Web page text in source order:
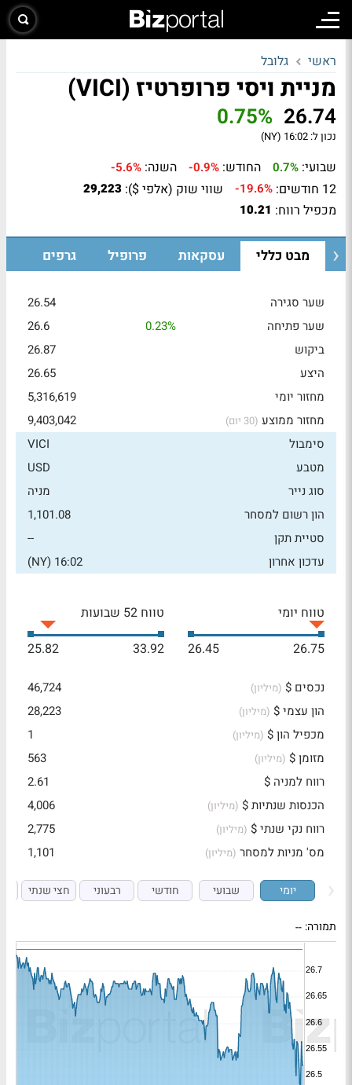
ראשי גלובל
מניית ויסי פרופרטיז (VICI)
26.74
0.75%
נכון ל: 16:02 (NY)
שבועי: 0.7% החודש: -0.9% השנה: -5.6%
12 חודשים: -19.6% שווי שוק (אלפי $): 29,223
מכפיל רווח: 10.21
מבט כללי עסקאות פרופיל גרפים
שער סגירה
26.54
שער פתיחה
0.23%
26.6
ביקוש
26.87
היצע
26.65
מחזור יומי
5,316,619
מחזור ממוצע (30 יום)
9,403,042
סימבול
VICI
מטבע
USD
סוג נייר
מניה
הון רשום למסחר
1,101.08
סטיית תקן
--
עדכון אחרון
16:02 (NY)
טווח יומי
26.75
26.45
טווח 52 שבועות
33.92
25.82
נכסים $ (מיליון)
46,724
הון עצמי $ (מיליון)
28,223
מכפיל הון $ (מיליון)
1
מזומן $ (מיליון)
563
רווח למניה $
2.61
הכנסות שנתיות $ (מיליון)
4,006
רווח נקי שנתי $ (מיליון)
2,775
מס' מניות למסחר (מיליון) 1,101
יומי שבועי חודשי רבעוני חצי שנתי
תמורה: --